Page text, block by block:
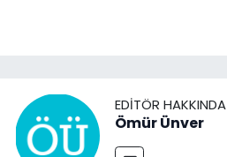
EDITÖR HAKKINDA
Ömür Ünver